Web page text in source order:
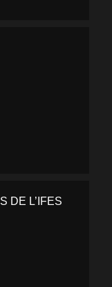
DE L’IFES